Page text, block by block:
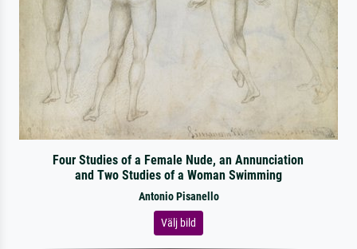
Four Studies of a Female Nude, an Annunciation
and Two Studies of a Woman Swimming
Antonio Pisanello
Välj bild